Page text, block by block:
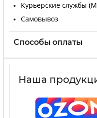
Курьерские службы
Самовывоз
Способы оплаты
Наша